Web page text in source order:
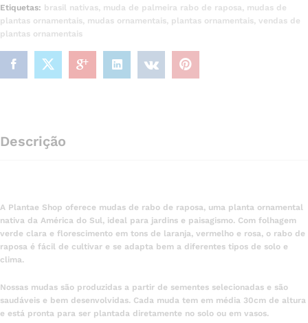
Etiquetas: brasil nativas muda de palmeira rabo de raposa
mudas de
plantas ornamentais mudas ornamentais plantas ornamentais vendas de
plantas ornamentais
Descrição
A Plantae Shop oferece mudas de rabo de raposa, uma planta ornamental
nativa da América do Sul, ideal para jardins e paisagismo. Com folhagem
verde clara e florescimento em tons de laranja, vermelho e rosa, o rabo de
raposa é fácil de cultivar e se adapta bem a diferentes tipos de solo e
clima.
Nossas mudas são produzidas a partir de sementes selecionadas e são
saudáveis e bem desenvolvidas. Cada muda tem em média 30cm de altura
e está pronta para ser plantada diretamente no solo ou em vasos.